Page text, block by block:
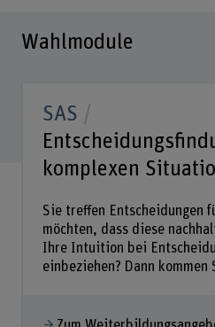
Wahlmodule
SAS
komplexen
Sie treffen Entscheidungen
möchten, dass diese
Ihre Intuition bei
einbeziehen? Dann kommen